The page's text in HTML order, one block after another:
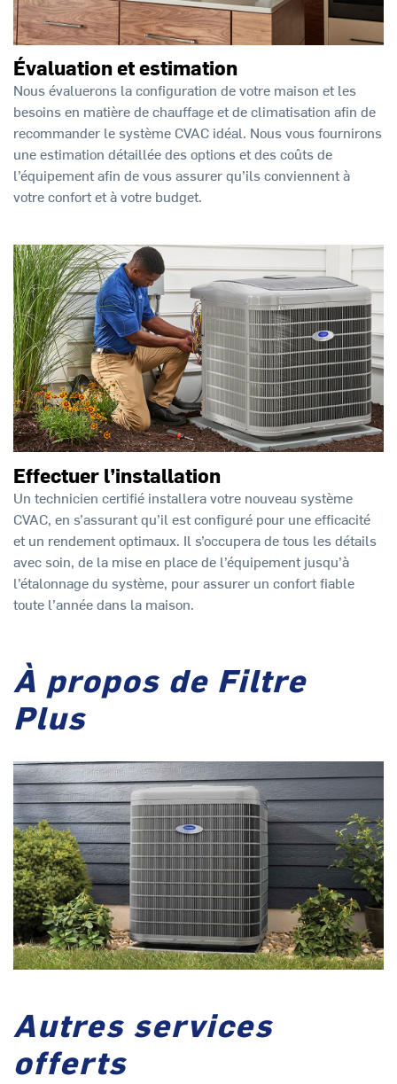
Évaluation et estimation
Nous évaluerons la configuration de votre maison et les
besoins en matière de chauffage et de climatisation afin de
recommander le système CVAC idéal. Nous vous fournirons
une estimation détaillée des options et des coûts de
l’équipement afin de vous assurer qu’ils conviennent à
votre confort et à votre budget.
Effectuer l’installation
Un technicien certifié installera votre nouveau système
CVAC, en s’assurant qu’il est configuré pour une efficacité
et un rendement optimaux. Il s’occupera de tous les détails
avec soin, de la mise en place de l’équipement jusqu’à
l’étalonnage du système, pour assurer un confort fiable
toute l’année dans la maison.
À propos de Filtre
Plus
Autres services
offerts